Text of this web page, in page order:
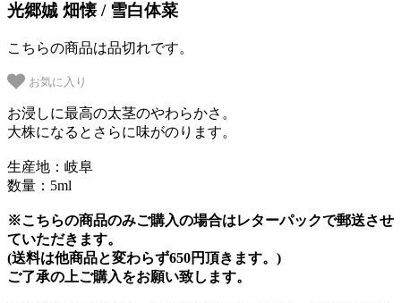
光郷娍 畑懐 / 雪白体菜
こちらの商品は品切れです。
お気に入り
お浸しに最高の太茎のやわらかさ。
大株になるとさらに味がのります。
生産地：岐阜
数量：5ml
※こちらの商品のみご購入の場合はレターパックで郵送させ
ていただきます。
(送料は他商品と変わらず650円頂きます。)
ご了承の上ご購入をお願い致します。